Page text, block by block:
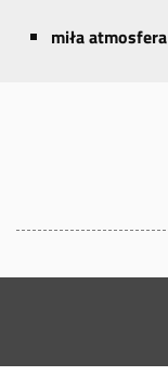
miła atmosfera